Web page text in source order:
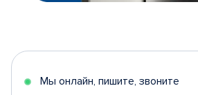
Мы онлайн, пишите, звоните